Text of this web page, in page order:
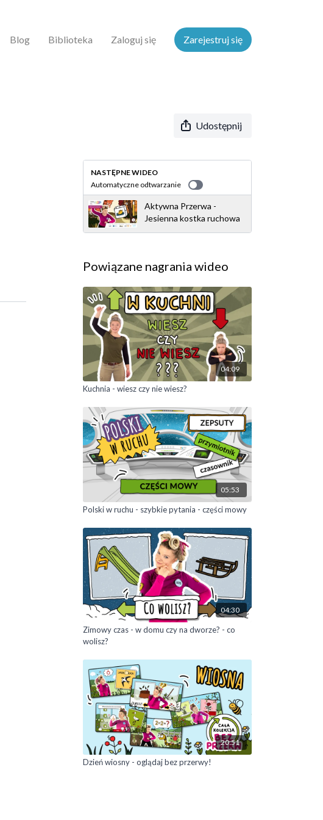
Blog Biblioteka Zaloguj się Zarejestruj się
Udostępnij
NASTĘPNE WIDEO
Automatyczne odtwarzanie
Aktywna Przerwa -
Jesienna kostka ruchowa
Powiązane nagrania wideo
04:09
Kuchnia - wiesz czy nie wiesz?
05:53
Polski w ruchu - szybkie pytania - części mowy
04:30
Zimowy czas - w domu czy na dworze? - co
wolisz?
20:51
Dzień wiosny - oglądaj bez przerwy!